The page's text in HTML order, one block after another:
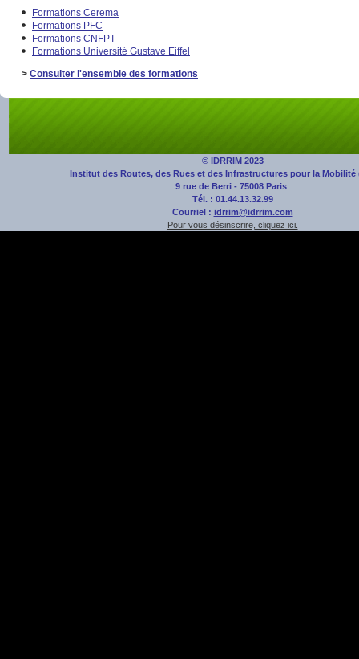
Formations Cerema
Formations PFC
Formations CNFPT
Formations Université Gustave Eiffel
> Consulter l'ensemble des formations
© IDRRIM 2023
Institut des Routes, des Rues et des Infrastructures pour la Mobilité
9 rue de Berri - 75008 Paris
Tél. : 01.44.13.32.99
Courriel : idrrim@idrrim.com
Pour vous désinscrire, cliquez ici.